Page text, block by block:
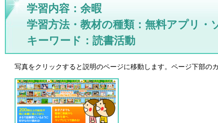
学習内容：余暇
学習方法・教材の種類：無料アプリ・
キーワード：読書活動
写真をクリックすると説明のページに移動します。ページ下部